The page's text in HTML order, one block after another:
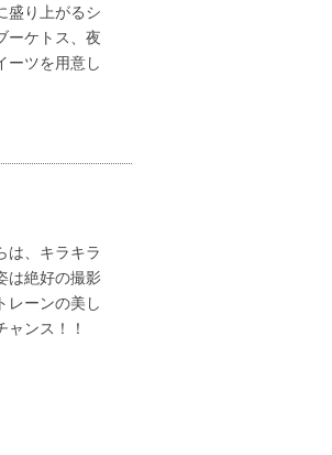
盛り上がるシ
ーケトス、夜
ーツを用意し
は、キラキラ
は絶好の撮影
レーンの美し
ンス！！